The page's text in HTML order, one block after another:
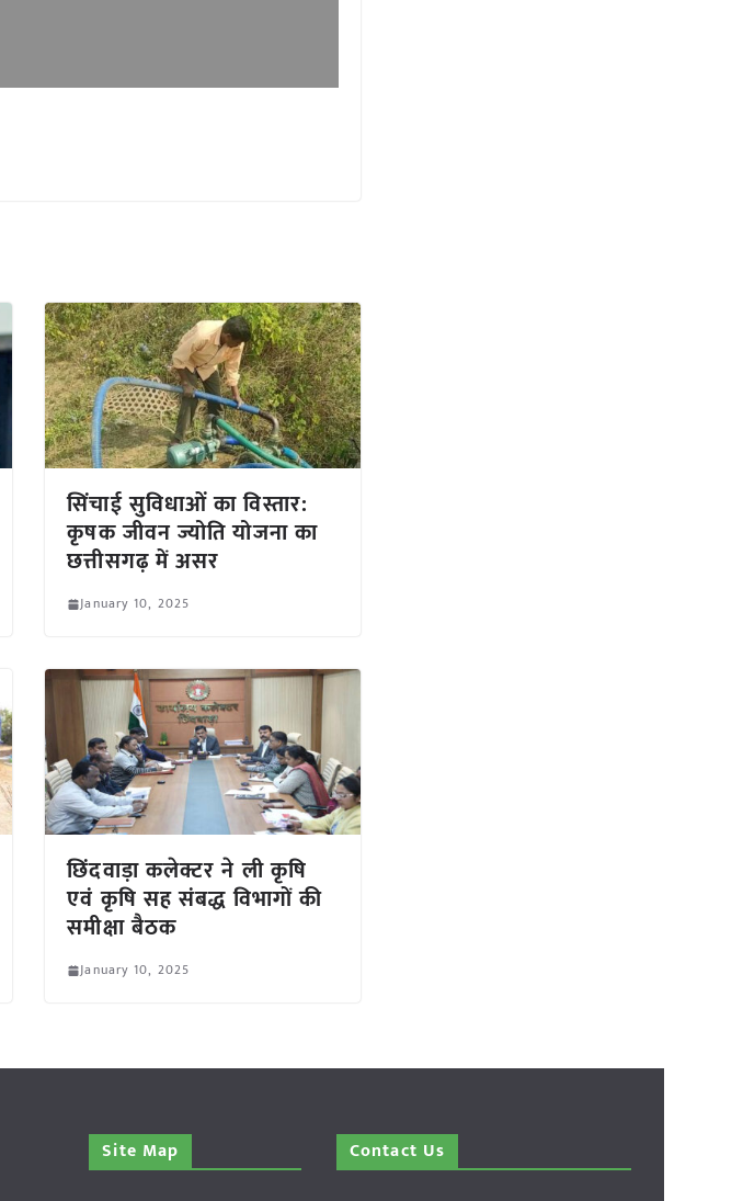
सिंचाई सुविधाओं का विस्तार:
कृषक जीवन ज्योति योजना का
छत्तीसगढ़ में असर
January 10, 2025
छिंदवाड़ा कलेक्टर ने ली कृषि
एवं कृषि सह संबद्ध विभागों की
समीक्षा बैठक
January 10, 2025
Site Map Contact Us